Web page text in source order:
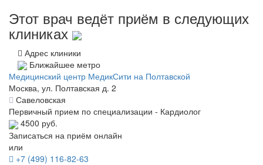
Этот врач ведёт приём в следующих
клиниках
Адрес клиники
Ближайшее метро
Медицинский центр МедикСити на Полтавской
Москва, ул. Полтавская д. 2
Савеловская
Первичный прием по специализации - Кардиолог
4500 руб.
Записаться на приём онлайн
или
+7 (499) 116-82-63